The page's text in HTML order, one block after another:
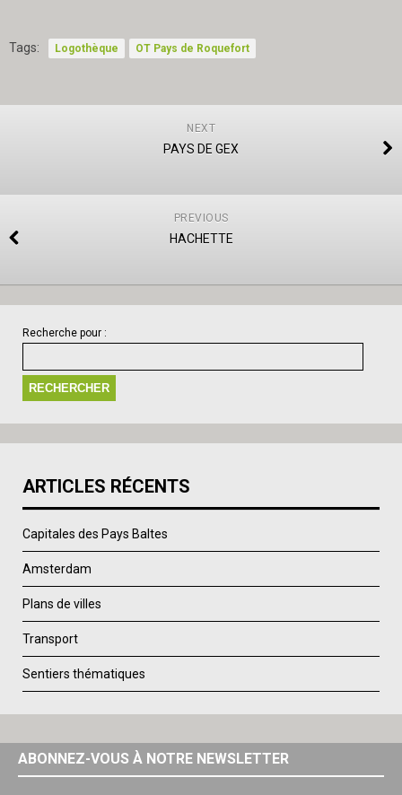
Tags: Logothèque OT Pays de Roquefort
NEXT
PAYS DE GEX
PREVIOUS
HACHETTE
Recherche pour :
ARTICLES RÉCENTS
Capitales des Pays Baltes
Amsterdam
Plans de villes
Transport
Sentiers thématiques
ABONNEZ-VOUS À NOTRE NEWSLETTER